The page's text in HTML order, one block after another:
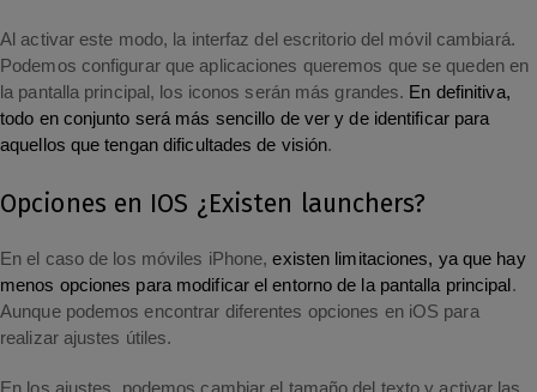
Al activar este modo, la interfaz del escritorio del móvil cambiará.
Podemos configurar que aplicaciones queremos que se queden en
la pantalla principal, los iconos serán más grandes. En definitiva,
todo en conjunto será más sencillo de ver y de identificar para
aquellos que tengan dificultades de visión.
Opciones en IOS ¿Existen launchers?
En el caso de los móviles iPhone, existen limitaciones, ya que hay
menos opciones para modificar el entorno de la pantalla principal .
Aunque podemos encontrar diferentes opciones en iOS para
realizar ajustes útiles.